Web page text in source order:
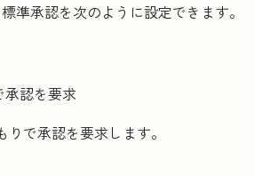
準承認を次のように設定できます。
認を要求
で承認を要求します。